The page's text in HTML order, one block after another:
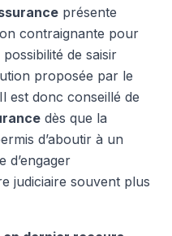
présente
contraignante pour
de saisir
proposée par le
est donc conseillé de
dès que la
d’aboutir à un
d’engager
judiciaire souvent plus